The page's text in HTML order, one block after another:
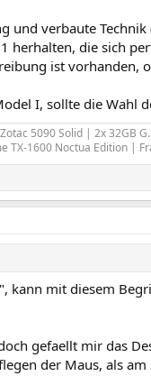
und verbaute Technik
herhalten, die sich
ist vorhanden,
I, sollte die Wahl
5090 Solid | 2x 32GB
TX-1600 Noctua Edition |
kann mit diesem
gefaellt mir das
der Maus, als am